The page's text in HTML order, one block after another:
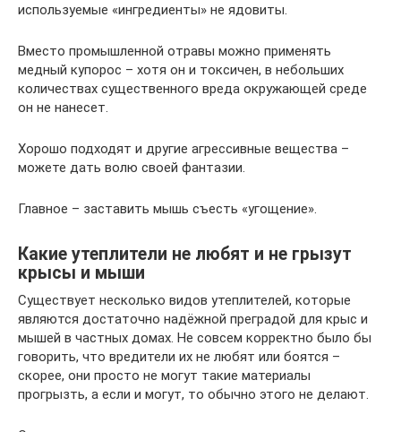
используемые «ингредиенты» не ядовиты.
Вместо промышленной отравы можно применять
медный купорос – хотя он и токсичен, в небольших
количествах существенного вреда окружающей среде
он не нанесет.
Хорошо подходят и другие агрессивные вещества –
можете дать волю своей фантазии.
Главное – заставить мышь съесть «угощение».
Какие утеплители не любят и не грызут
крысы и мыши
Существует несколько видов утеплителей, которые
являются достаточно надёжной преградой для крыс и
мышей в частных домах. Не совсем корректно было бы
говорить, что вредители их не любят или боятся –
скорее, они просто не могут такие материалы
прогрызть, а если и могут, то обычно этого не делают.